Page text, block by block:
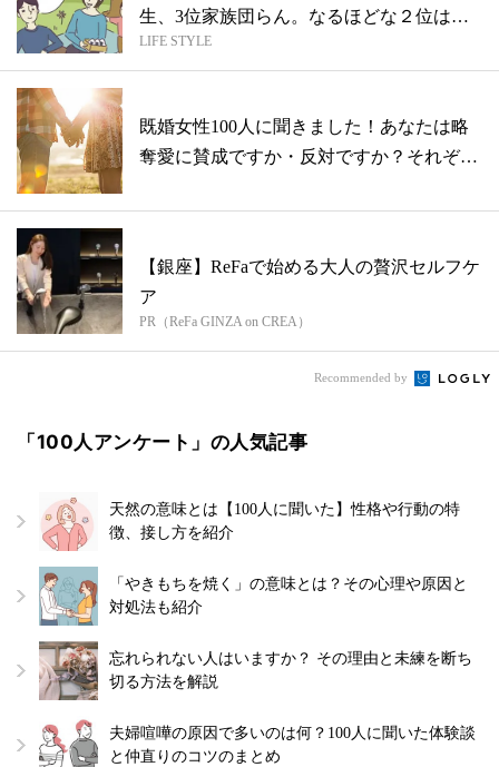
生、3位家族団らん。なるほどな２位はな
ーん...
LIFE STYLE
既婚女性100人に聞きました！あなたは略
奪愛に賛成ですか・反対ですか？それぞれ
【銀座】ReFaで始める大人の贅沢セルフケ
ア
PR（ReFa GINZA on CREA）
Recommended by
「100人アンケート」の人気記事
天然の意味とは【100人に聞いた】性格や行動の特
徴、接し方を紹介
「やきもちを焼く」の意味とは？その心理や原因と
対処法も紹介
忘れられない人はいますか？ その理由と未練を断ち
切る方法を解説
夫婦喧嘩の原因で多いのは何？100人に聞いた体験談
と仲直りのコツのまとめ